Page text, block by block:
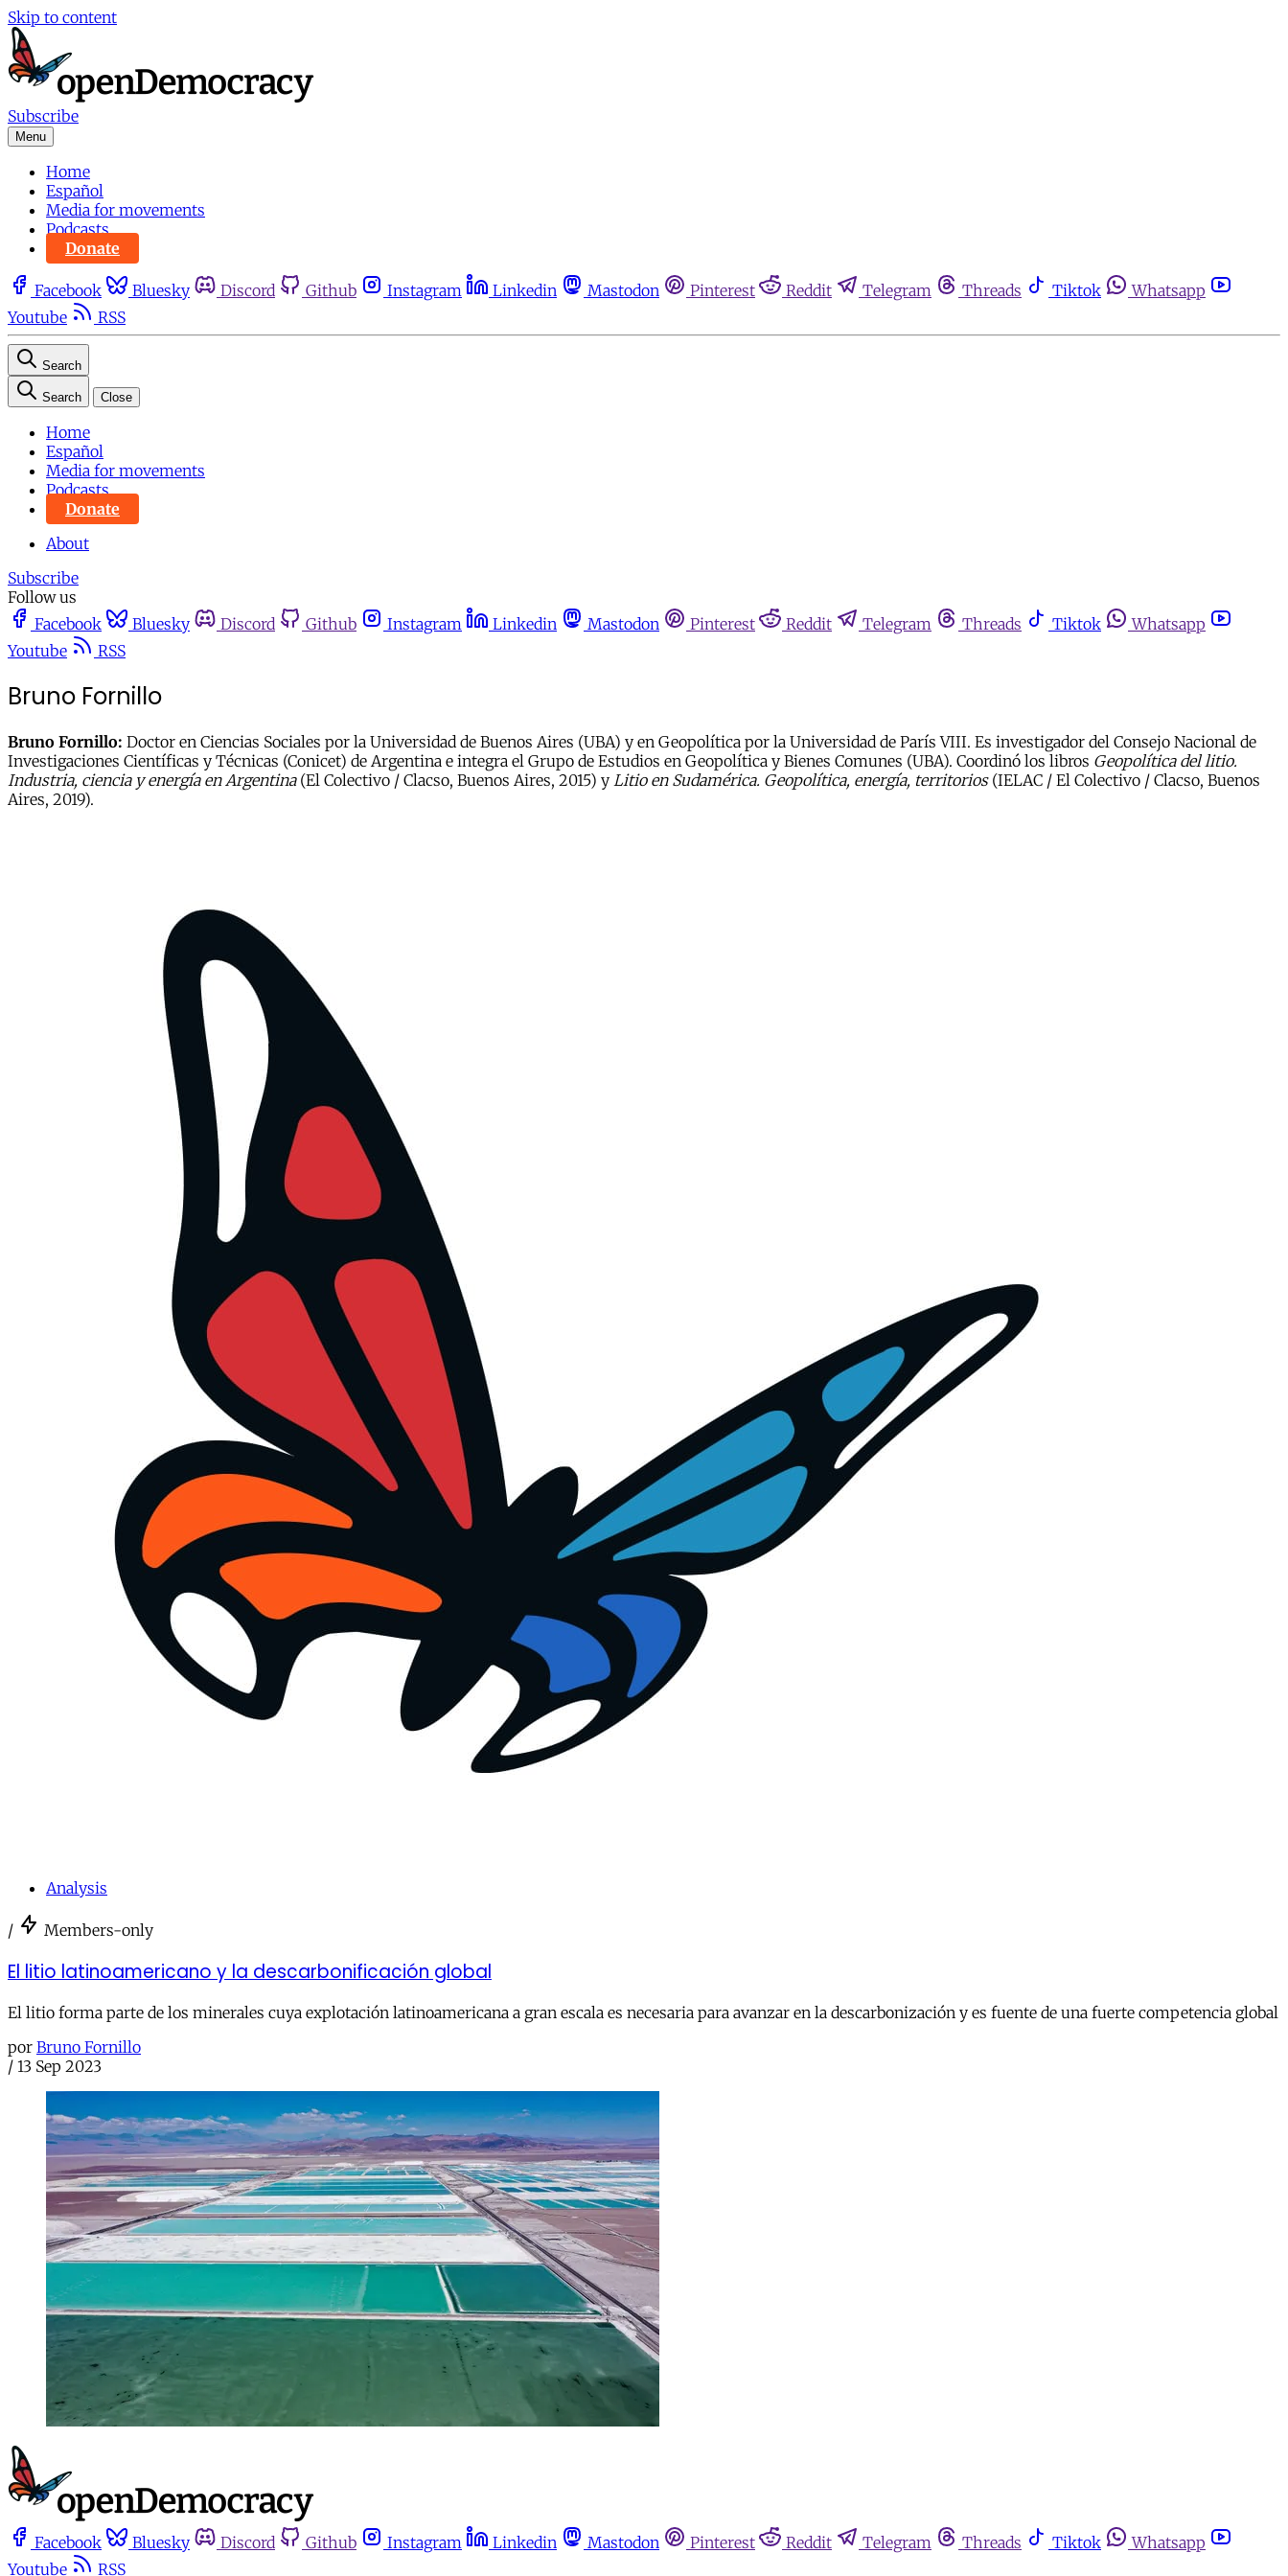
Skip to content
Subscribe
Menu
Home
Español
Media for movements
Podcasts
Donate
Facebook Bluesky Discord Github Instagram Linkedin Mastodon Pinterest Reddit Telegram Threads Tiktok
Whatsapp
Youtube
RSS
Search
Search Close
Home
Español
Media for movements
Podcasts
Donate
About
Subscribe
Follow us
Facebook
Bluesky Discord Github Instagram Linkedin Mastodon Pinterest Reddit Telegram Threads Tiktok
Whatsapp
Youtube
RSS
Bruno Fornillo
Bruno Fornillo: Doctor en Ciencias Sociales por la Universidad de Buenos Aires (UBA) y en Geopolítica por la Universidad de París VIII. Es investigador del Consejo Nacional de
Investigacio­nes Científicas y Técnicas (Conicet) de Argentina e integra el Grupo de Estudios en Geopolítica y Bienes Comunes (UBA). Coordinó los libros Geopolítica del litio.
Industria, ciencia y energía en Argentina(El Colectivo / Clacso, Buenos Aires, 2015) y Litio en Sudamérica. Geopolítica, energía, territorios(IELAC / El Colectivo / Clacso, Buenos
Aires, 2019).
Analysis
/ Members-only
El litio latinoamericano y la descarbonificación global
El litio forma parte de los minerales cuya explotación latinoamericana a gran escala es necesaria para avanzar en la descarbonización y es fuente de una fuerte competencia global
por Bruno Fornillo
/ 13 Sep 2023
Facebook Bluesky Discord Github Instagram Linkedin Mastodon Pinterest Reddit Telegram Threads Tiktok
Whatsapp
Youtube
RSS